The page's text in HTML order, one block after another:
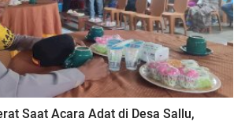
Saat Acara Adat di Desa Sallu,